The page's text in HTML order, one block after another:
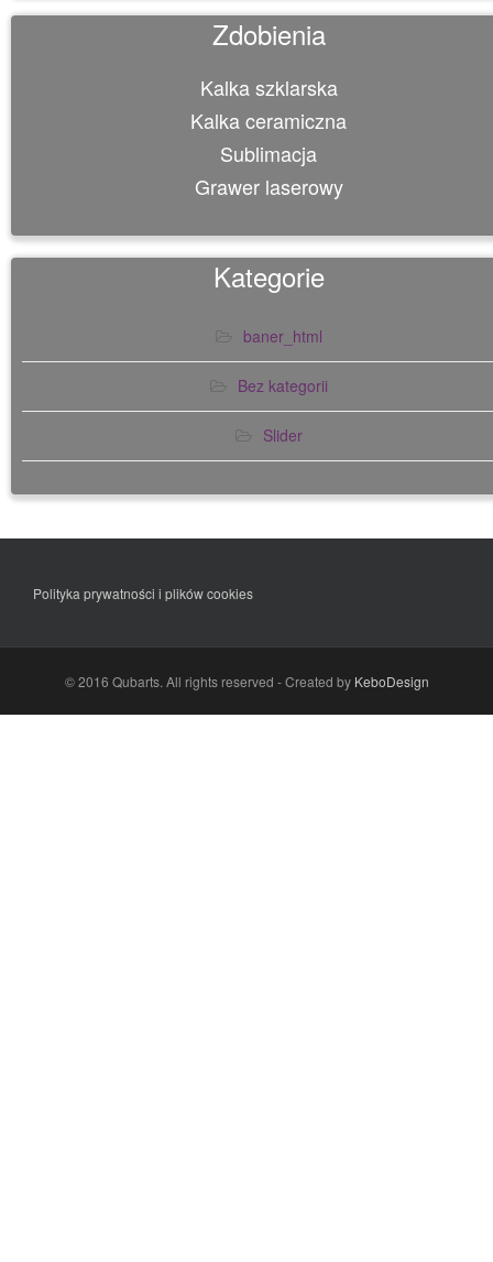
Zdobienia
Kalka szklarska
Kalka ceramiczna
Sublimacja
Grawer laserowy
Kategorie
baner_html
Bez kategorii
Slider
Polityka prywatności i plików cookies
© 2016 Qubarts. All rights reserved - Created by KeboDesign